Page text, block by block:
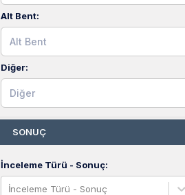
Alt Bent:
Diğer:
SONUÇ
İnceleme Türü - Sonuç:
İnceleme Türü - Sonuç